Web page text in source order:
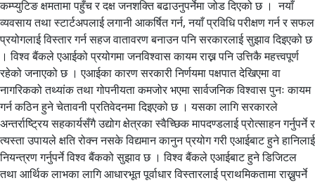
कम्प्युटिङ क्षमतामा पहुँच र दक्ष जनशक्ति बढाउनुपर्नेमा जोड दिएको छ । नयाँ
व्यवसाय तथा स्टार्टअपलाई लगानी आकर्षित गर्न, नयाँ प्रविधि परीक्षण गर्न र सफल
प्रयोगलाई विस्तार गर्न सहज वातावरण बनाउन पनि सरकारलाई सुझाव दिइएको छ
। विश्व बैंकले एआईको प्रयोगमा जनविश्वास कायम राख्न पनि उत्तिकै महत्त्वपूर्ण
रहेको जनाएको छ । एआईका कारण सरकारी निर्णयमा पक्षपात देखिएमा वा
नागरिकको तथ्यांक तथा गोपनीयता कमजोर भएमा सार्वजनिक विश्वास पुनः कायम
गर्न कठिन हुने चेतावनी प्रतिवेदनमा दिइएको छ । यसका लागि सरकारले
अन्तर्राष्ट्रिय सहकार्यसँगै उद्योग क्षेत्रका स्वैच्छिक मापदण्डलाई प्रोत्साहन गर्नुपर्ने र
त्यस्ता उपायले क्षति रोक्न नसके विद्यमान कानुन प्रयोग गरी एआईबाट हुने हानिलाई
नियन्त्रण गर्नुपर्ने विश्व बैंकको सुझाव छ । विश्व बैंकले एआईबाट हुने डिजिटल
तथा आर्थिक लाभका लागि आधारभूत पूर्वाधार विस्तारलाई प्राथमिकतामा राख्नुपर्ने